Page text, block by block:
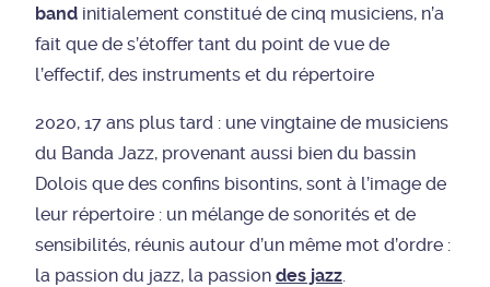
band initialement constitué de cinq musiciens, n’a
fait que de s’étoffer tant du point de vue de
l’effectif, des instruments et du répertoire
2020, 17 ans plus tard : une vingtaine de musiciens
du Banda Jazz, provenant aussi bien du bassin
Dolois que des confins bisontins, sont à l’image de
leur répertoire : un mélange de sonorités et de
sensibilités, réunis autour d’un même mot d’ordre :
la passion du jazz, la passion des jazz.